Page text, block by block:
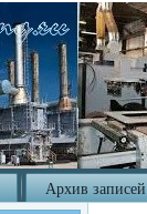
Архив записей